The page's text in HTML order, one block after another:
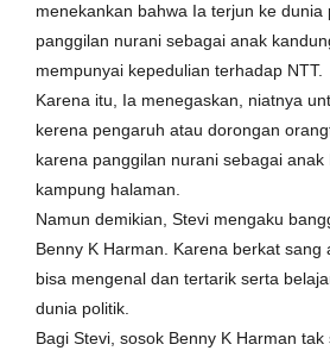
menekankan bahwa Ia terjun ke dunia
panggilan nurani sebagai anak
mempunyai kepedulian terhadap NTT.
Karena itu, Ia menegaskan, niatnya
kerena pengaruh atau dorongan
karena panggilan nurani sebagai anak
kampung halaman.
Namun demikian, Stevi mengaku
Benny K Harman. Karena berkat sang
bisa mengenal dan tertarik serta
dunia politik.
Bagi Stevi, sosok Benny K Harman